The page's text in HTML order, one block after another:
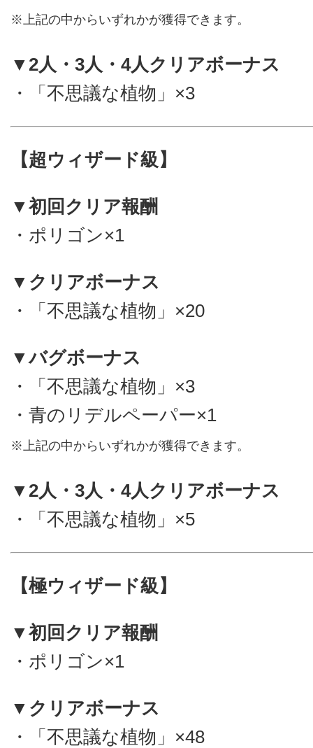
※上記の中からいずれかが獲得できます。
▼2人・3人・4人クリアボーナス
・「不思議な植物」×3
【超ウィザード級】
▼初回クリア報酬
・ポリゴン×1
▼クリアボーナス
・「不思議な植物」×20
▼バグボーナス
・「不思議な植物」×3
・青のリデルペーパー×1
※上記の中からいずれかが獲得できます。
▼2人・3人・4人クリアボーナス
・「不思議な植物」×5
【極ウィザード級】
▼初回クリア報酬
・ポリゴン×1
▼クリアボーナス
・「不思議な植物」×48